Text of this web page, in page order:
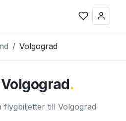
Volgograd
.
till Volgograd